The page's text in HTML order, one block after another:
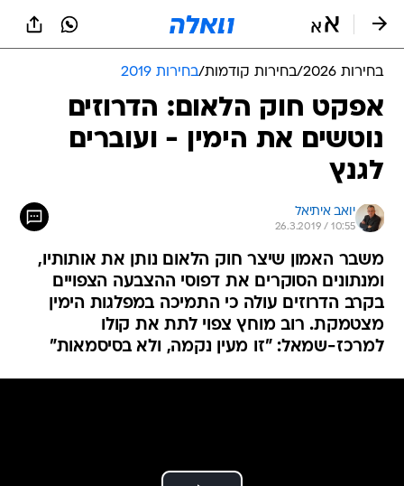
בחירות 2026 /בחירות קודמות/בחירות 2019
אפקט חוק הלאום: הדרוזים
נוטשים את הימין - ועוברים
לגנץ
יואב איתיאל
26.3.2019 / 10:55
משבר האמון שיצר חוק הלאום נותן את אותותיו,
ומנתונים הסוקרים את דפוסי ההצבעה הצפויים
בקרב הדרוזים עולה כי התמיכה במפלגות הימין
מצטמקת. רוב מוחץ צפוי לתת את קולו
למרכז-שמאל: "זו מעין נקמה, ולא בסיסמאות"